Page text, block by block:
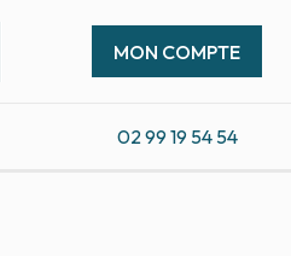
MON COMPTE
02 99 19 54 54